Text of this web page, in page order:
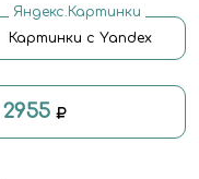
Яндекс.Картинки
Картинки с Yandex
2955